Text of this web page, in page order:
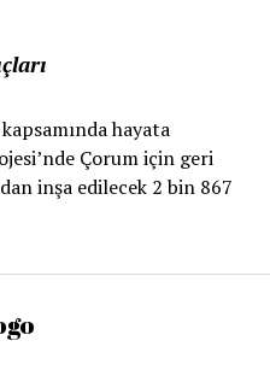
hayata
Çorum için geri
inşa edilecek 2 bin 867